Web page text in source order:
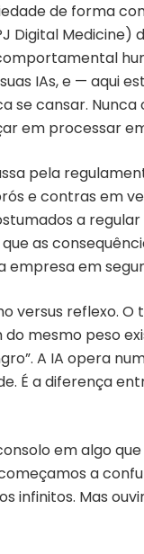
de forma
Digital Medicine)
IAs, e — aqui
se cansar.
em processar
pela
e contras em
a
as
empresa em
versus reflexo.
mesmo peso
A IA opera
É a diferença
em algo
a
infinitos. Mas